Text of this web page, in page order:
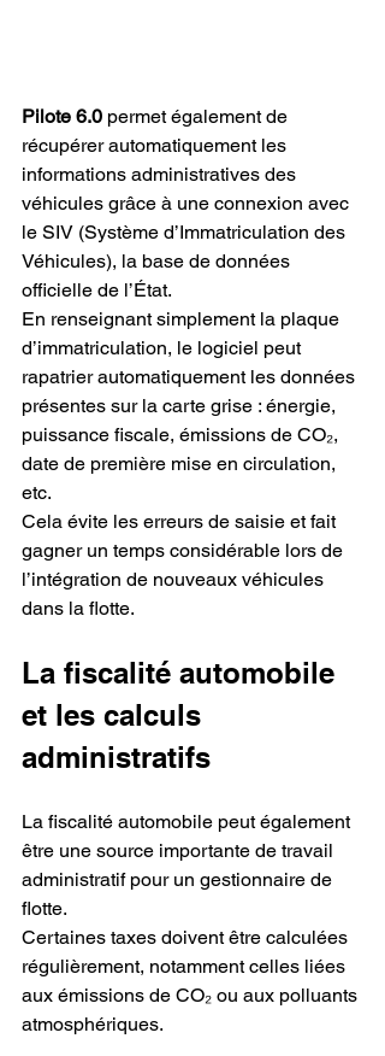
Pilote 6.0 permet également de
récupérer automatiquement les
informations administratives des
véhicules grâce à une connexion avec
le SIV (Système d’Immatriculation des
Véhicules), la base de données
officielle de l’État.
En renseignant simplement la plaque
d’immatriculation, le logiciel peut
rapatrier automatiquement les données
présentes sur la carte grise : énergie,
puissance fiscale, émissions de CO₂,
date de première mise en circulation,
etc.
Cela évite les erreurs de saisie et fait
gagner un temps considérable lors de
l’intégration de nouveaux véhicules
dans la flotte.
La fiscalité automobile
et les calculs
administratifs
La fiscalité automobile peut également
être une source importante de travail
administratif pour un gestionnaire de
flotte.
Certaines taxes doivent être calculées
régulièrement, notamment celles liées
aux émissions de CO₂ ou aux polluants
atmosphériques.